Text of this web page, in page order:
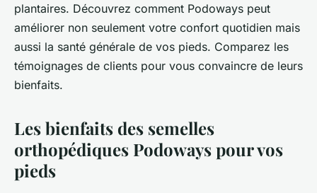
plantaires. Découvrez comment Podoways peut
améliorer non seulement votre confort quotidien mais
aussi la santé générale de vos pieds. Comparez les
témoignages de clients pour vous convaincre de leurs
bienfaits.
Les bienfaits des semelles
orthopédiques Podoways pour vos
pieds